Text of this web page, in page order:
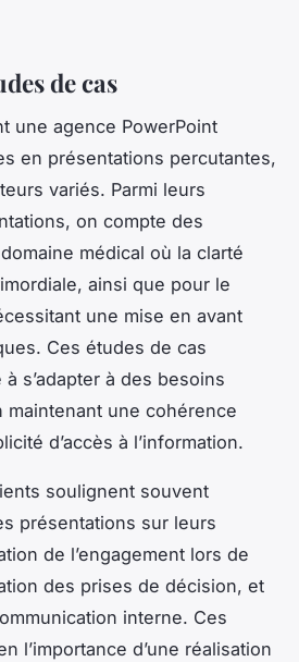
de cas
une agence PowerPoint
en présentations percutantes,
variés. Parmi leurs
on compte des
médical où la clarté
ainsi que pour le
une mise en avant
Ces études de cas
s’adapter à des besoins
une cohérence
d’accès à l’information.
soulignent souvent
présentations sur leurs
de l’engagement lors de
des prises de décision, et
interne. Ces
l’importance d’une réalisation